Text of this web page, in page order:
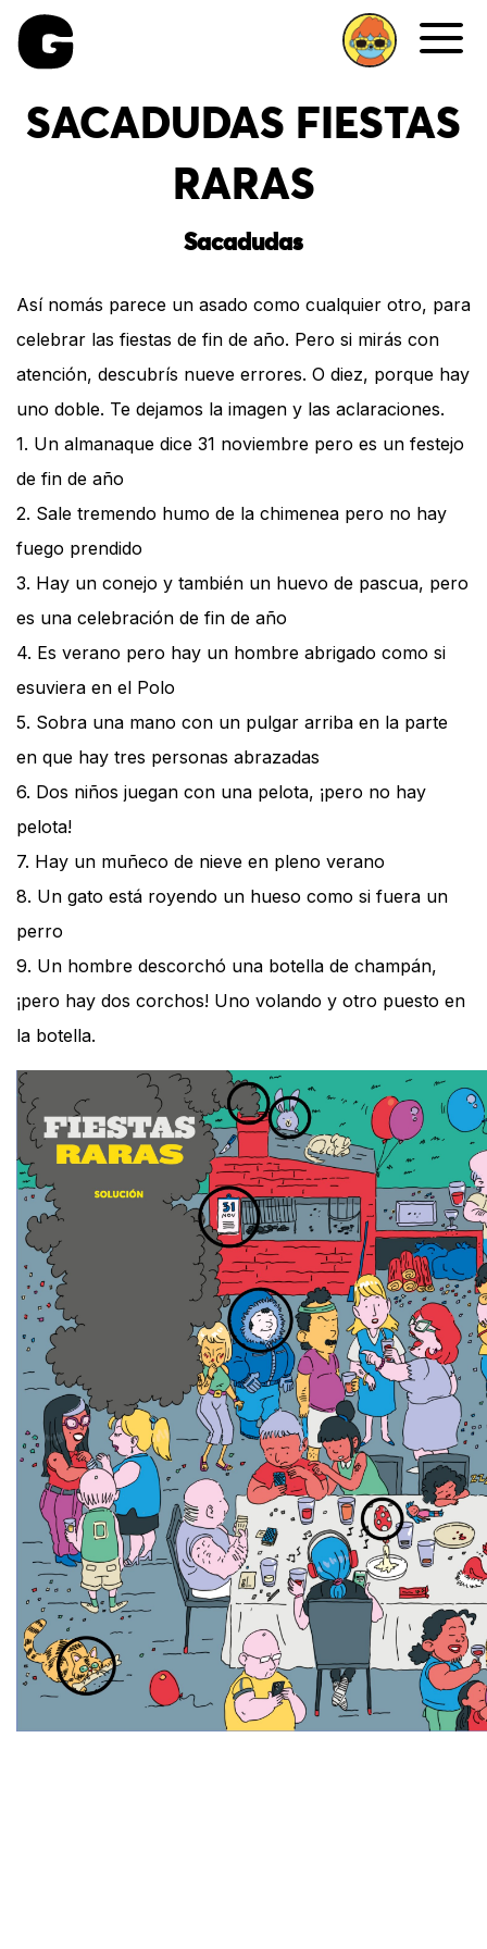
SACADUDAS FIESTAS
RARAS
Sacadudas
Así nomás parece un asado como cualquier otro, para
celebrar las fiestas de fin de año. Pero si mirás con
atención, descubrís nueve errores. O diez, porque hay
uno doble. Te dejamos la imagen y las aclaraciones.
1. Un almanaque dice 31 noviembre pero es un festejo
de fin de año
2. Sale tremendo humo de la chimenea pero no hay
fuego prendido
3. Hay un conejo y también un huevo de pascua, pero
es una celebración de fin de año
4. Es verano pero hay un hombre abrigado como si
esuviera en el Polo
5. Sobra una mano con un pulgar arriba en la parte
en que hay tres personas abrazadas
6. Dos niños juegan con una pelota, ¡pero no hay
pelota!
7. Hay un muñeco de nieve en pleno verano
8. Un gato está royendo un hueso como si fuera un
perro
9. Un hombre descorchó una botella de champán,
¡pero hay dos corchos! Uno volando y otro puesto en
la botella.